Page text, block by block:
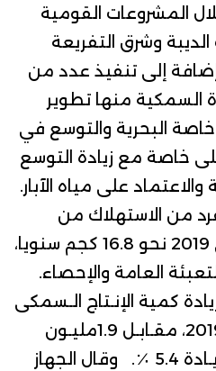
المشروعات القومية
وشرق التفريعة
إلى تنفيذ عدد من
السمكية منها تطوير
خاصة البحرية والتوسع في
خاصة مع زيادة التوسع
على مياه الآبار.
من الاستهلاك من
الإنتاج السمكي، بلغ في 2019 نحو 16.8 كجم سنويا،
العامة والإحصاء.
كمية الإنـتاج الـسمكى
إلي 2 ملـيون طن عام 2019، مقـابـل 1.9مليـون
طـن عـام 2018 بنسبة زيـادة 5.4 ٪. وقال الجهاز